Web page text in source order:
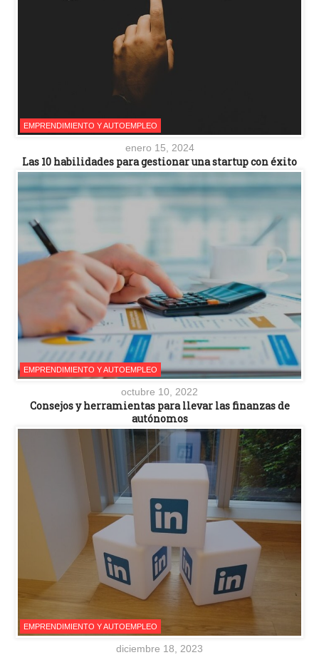
EMPRENDIMIENTO Y AUTOEMPLEO
enero 15, 2024
Las 10 habilidades para gestionar una startup con éxito
EMPRENDIMIENTO Y AUTOEMPLEO
octubre 10, 2022
Consejos y herramientas para llevar las finanzas de
autónomos
EMPRENDIMIENTO Y AUTOEMPLEO
diciembre 18, 2023